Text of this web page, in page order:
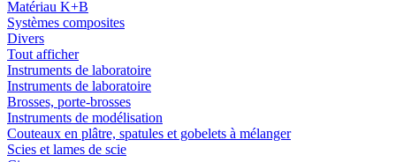
Matériau K+B
Systèmes composites
Divers
Tout afficher
Instruments de laboratoire
Instruments de laboratoire
Brosses, porte-brosses
Instruments de modélisation
Couteaux en plâtre, spatules et gobelets à mélanger
Scies et lames de scie